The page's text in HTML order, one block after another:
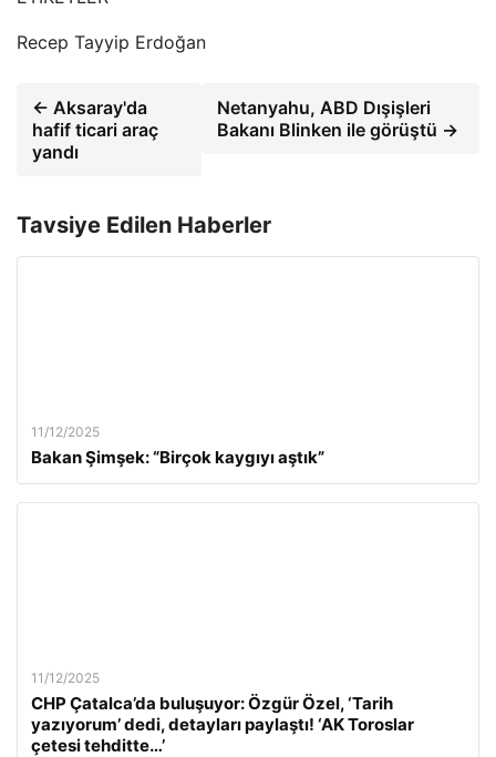
Recep Tayyip Erdoğan
← Aksaray'da
hafif ticari araç
yandı
Netanyahu, ABD Dışişleri
Bakanı Blinken ile görüştü →
Tavsiye Edilen Haberler
11/12/2025
Bakan Şimşek: “Birçok kaygıyı aştık”
11/12/2025
CHP Çatalca’da buluşuyor: Özgür Özel, ‘Tarih
yazıyorum’ dedi, detayları paylaştı! ‘AK Toroslar
çetesi tehditte…’